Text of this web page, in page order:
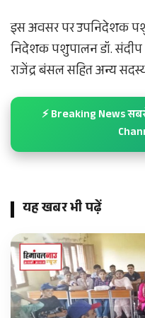
इस अवसर पर उपनिदेशक
निदेशक पशुपालन डॉ. संदीप
राजेंद्र बंसल सहित अन्य
⚡ Breaking News
यह खबर भी पढ़ें